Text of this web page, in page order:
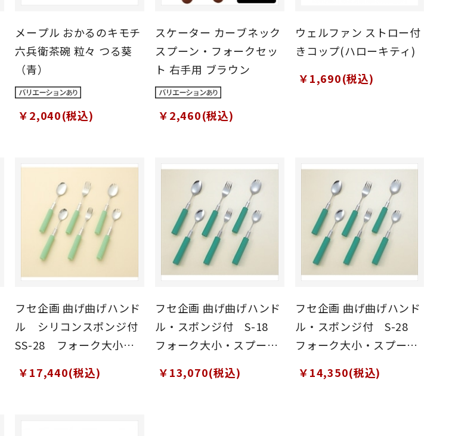
メープル おかるのキモチ
六兵衛茶碗 粒々 つる葵
（青）
￥2,040(税込)
スケーター カーブネック
スプーン・フォークセッ
ト 右手用 ブラウン
￥2,460(税込)
ウェルファン ストロー付
きコップ(ハローキティ)
￥1,690(税込)
フセ企画 曲げ曲げハンド
ル シリコンスポンジ付
SS-28 フォーク大小・
フォーク兼用大小 計6
￥17,440(税込)
フセ企画 曲げ曲げハンド
ル・スポンジ付 S-18
フォーク大小・スプーン
兼用大小 計6本セット
￥13,070(税込)
フセ企画 曲げ曲げハンド
ル・スポンジ付 S-28
フォーク大小・スプーン
兼用大小 計6本セット
￥14,350(税込)